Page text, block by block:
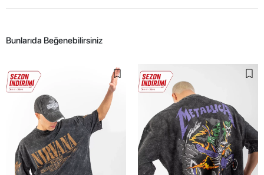
Bunlarıda Beğenebilirsiniz